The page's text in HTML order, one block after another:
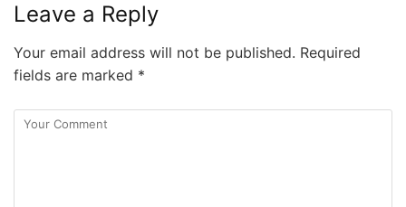
Leave a Reply
Your email address will not be published. Required
fields are marked *